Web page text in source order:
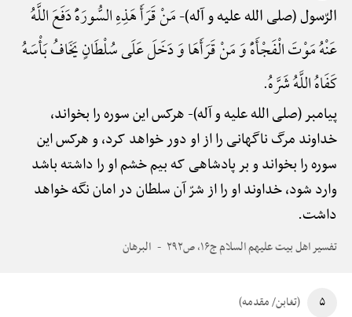
الرّسول (صلی الله علیه و آله)-مَنْ قَرَأَ هَذِهِ السُّورَهًَْ دَفَعَ اللَّهُ
عَنْهُ مَوْتَ الْفَجْأَهًْ وَ مَنْ قَرَأَهَا وَ دَخَلَ عَلَی سُلْطَانٍ یَخَافُ بَأْسَهُ
کَفَاهُ اللَّهُ شَرَّهُ.
پیامبر (صلی الله علیه و آله)-هرکس این سوره را بخواند،
خداوند مرگ ناگهانی را از او دور خواهد کرد، و هرکس این
سوره را بخواند و بر پادشاهی که بیم خشم او را داشته باشد
وارد شود، خداوند او را از شرّ آن سلطان در امان نگه خواهد
داشت.
تفسیر اهل بیت علیهم السلام ج۱۶، ص۲۹۲ البرهان
۵ (تغابن/ مقدمه)